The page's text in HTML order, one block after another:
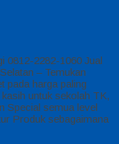
0812-2282-1060 Jual
– Temukan
pada harga paling
untuk sekolah TK,
Special semua level
Produk sebagaimana